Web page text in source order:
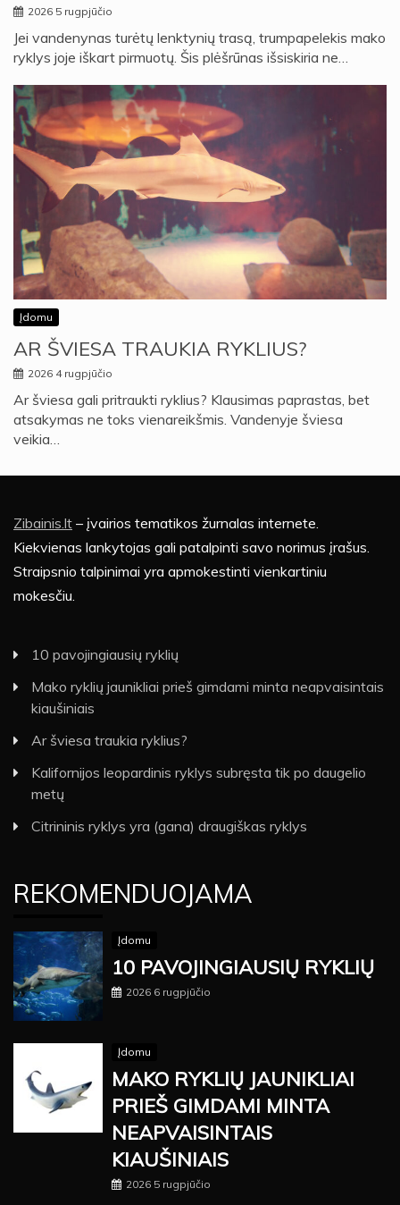
2026 5 rugpjūčio
Jei vandenynas turėtų lenktynių trasą, trumpapelekis mako
ryklys joje iškart pirmuotų. Šis plėšrūnas išsiskiria ne…
Įdomu
AR ŠVIESA TRAUKIA RYKLIUS?
2026 4 rugpjūčio
Ar šviesa gali pritraukti ryklius? Klausimas paprastas, bet
atsakymas ne toks vienareikšmis. Vandenyje šviesa
veikia…
Zibainis.lt – įvairios tematikos žurnalas internete.
Kiekvienas lankytojas gali patalpinti savo norimus įrašus.
Straipsnio talpinimai yra apmokestinti vienkartiniu
mokesčiu.
10 pavojingiausių ryklių
Mako ryklių jaunikliai prieš gimdami minta neapvaisintais
kiaušiniais
Ar šviesa traukia ryklius?
Kalifornijos leopardinis ryklys subręsta tik po daugelio
metų
Citrininis ryklys yra (gana) draugiškas ryklys
REKOMENDUOJAMA
Įdomu
10 PAVOJINGIAUSIŲ RYKLIŲ
2026 6 rugpjūčio
Įdomu
MAKO RYKLIŲ JAUNIKLIAI
PRIEŠ GIMDAMI MINTA
NEAPVAISINTAIS
KIAUŠINIAIS
2026 5 rugpjūčio